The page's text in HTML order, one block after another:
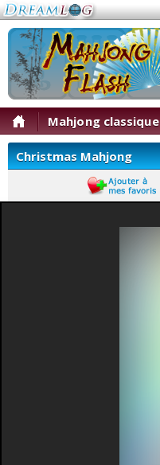
Mahjong classique
Christmas Mahjong